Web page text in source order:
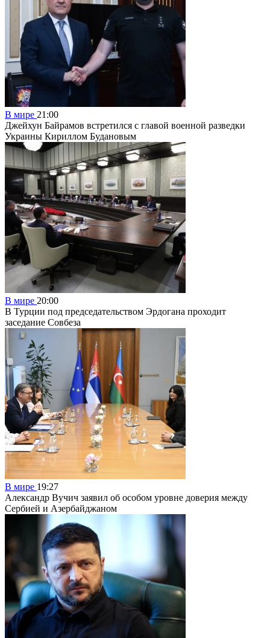
В мире 21:00
Джейхун Байрамов встретился с главой военной разведки
Украины Кириллом Будановым
В мире 20:00
В Турции под председательством Эрдогана проходит
заседание Совбеза
В мире 19:27
Александр Вучич заявил об особом уровне доверия между
Сербией и Азербайджаном